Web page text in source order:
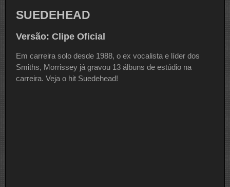
SUEDEHEAD
Versão: Clipe Oficial
Em carreira solo desde 1988, o ex vocalista e líder dos
Smiths, Morrissey já gravou 13 álbuns de estúdio na
carreira. Veja o hit Suedehead!